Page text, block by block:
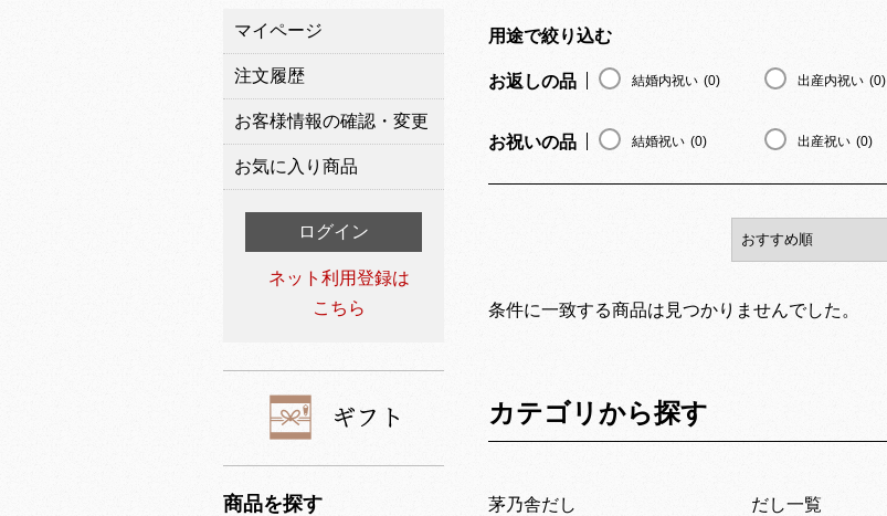
マイページ
注文履歴
お客様情報の確認・変更
お気に入り商品
ログイン
ネット利用登録は
こちら
商品を探す
用途で絞り込む
お返しの品 結婚内祝い (0) 出産内祝い (0)
お祝いの品 結婚祝い (0) 出産祝い (0)
条件に一致する商品は見つかりませんでした。
カテゴリから探す
茅乃舎だし だし一覧